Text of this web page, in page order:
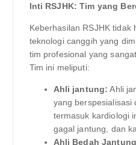
Inti RSJHK: Tim yang
Keberhasilan RSJHK tidak
teknologi canggih yang
tim profesional yang
Tim ini meliputi:
Ahli jantung: Ahli
yang berspesialisasi
termasuk kardiologi
gagal jantung, dan
Ahli Bedah